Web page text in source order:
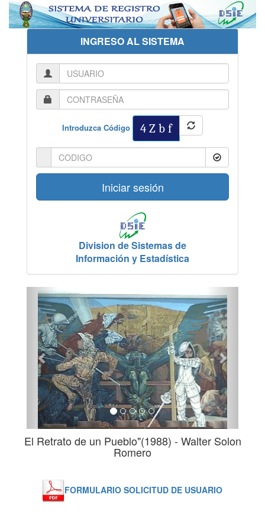
INGRESO AL SISTEMA
Introduzca Código 4 Z b f
Iniciar sesión
Division de Sistemas de
Información y Estadística
Previous Next
El Retrato de un Pueblo"(1988) - Walter Solon
Romero
FORMULARIO SOLICITUD DE USUARIO